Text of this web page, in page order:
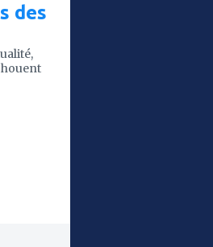
des